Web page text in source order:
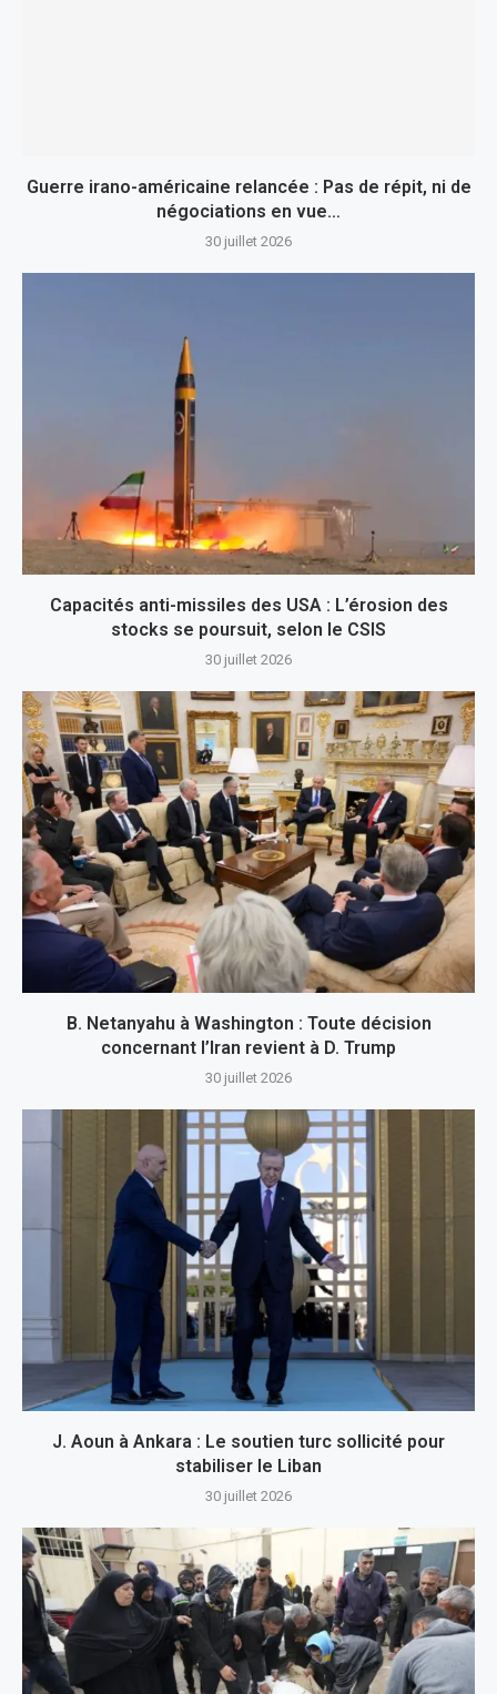
Guerre irano-américaine relancée : Pas de répit, ni de
négociations en vue…
30 juillet 2026
Capacités anti-missiles des USA : L’érosion des
stocks se poursuit, selon le CSIS
30 juillet 2026
B. Netanyahu à Washington : Toute décision
concernant l’Iran revient à D. Trump
30 juillet 2026
J. Aoun à Ankara : Le soutien turc sollicité pour
stabiliser le Liban
30 juillet 2026